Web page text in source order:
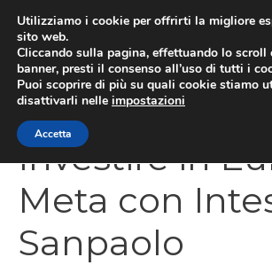
contenuto
Investire in
Meta con
Sanpaolo
Utilizziamo i cookie per offrirti la migliore
sito web.
Cliccando sulla pagina, effettuando lo scroll
banner, presti il consenso all’uso di tutti i
Puoi scoprire di più su quali cookie stiamo
disattivarli nelle impostazioni
Accetta